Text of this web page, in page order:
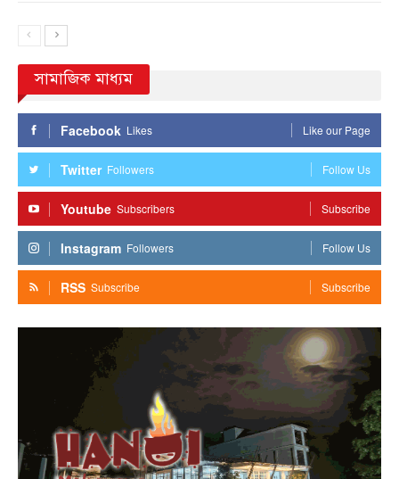
সামাজিক মাধ্যম
Facebook Likes Like our Page
Twitter Followers Follow Us
Youtube Subscribers Subscribe
Instagram Followers Follow Us
RSS Subscribe Subscribe